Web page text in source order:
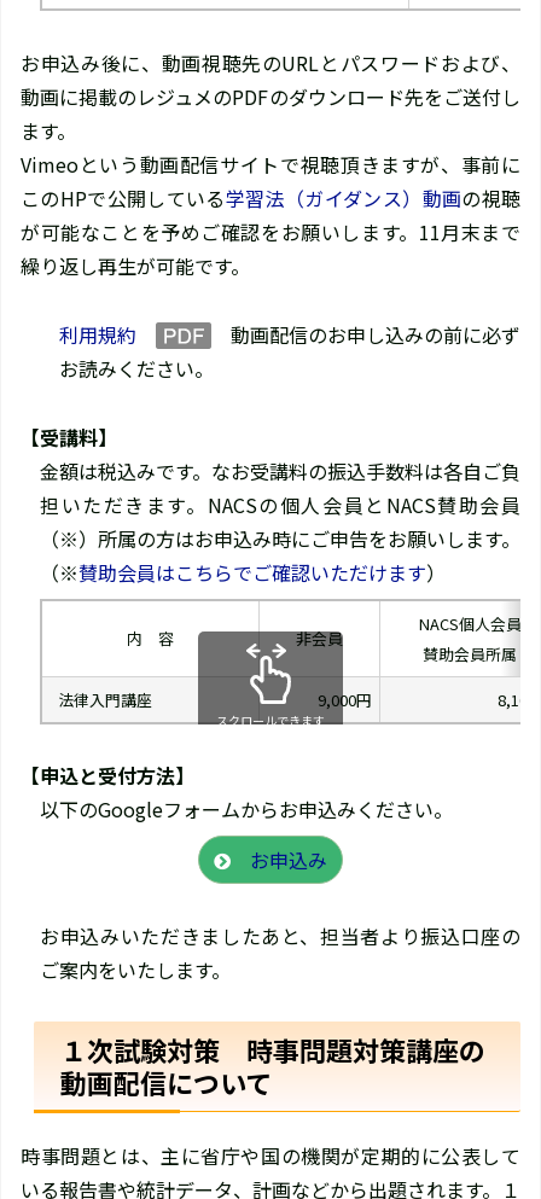
お申込み後に、動画視聴先のURLとパスワードおよび、
動画に掲載のレジュメのPDFのダウンロード先をご送付し
ます。
Vimeoという動画配信サイトで視聴頂きますが、事前に
このHPで公開している学習法（ガイダンス）動画の視聴
が可能なことを予めご確認をお願いします。11月末まで
繰り返し再生が可能です。
利用規約
動画配信のお申し込みの前に必ず
お読みください。
【受講料】
金額は税込みです。なお受講料の振込手数料は各自ご負
担いただきます。NACSの個人会員とNACS賛助会員
（※）所属の方はお申込み時にご申告をお願いします。
（※賛助会員はこちらでご確認いただけます）
内 容 非会員
NACS個人会員
賛助会員所属
法律入門講座
9,000円 8,100
スクロールできます
【申込と受付方法】
以下のGoogleフォームからお申込みください。
お申込み
お申込みいただきましたあと、担当者より振込口座の
ご案内をいたします。
１次試験対策 時事問題対策講座の
動画配信について
時事問題とは、主に省庁や国の機関が定期的に公表して
いる報告書や統計データ、計画などから出題されます。１